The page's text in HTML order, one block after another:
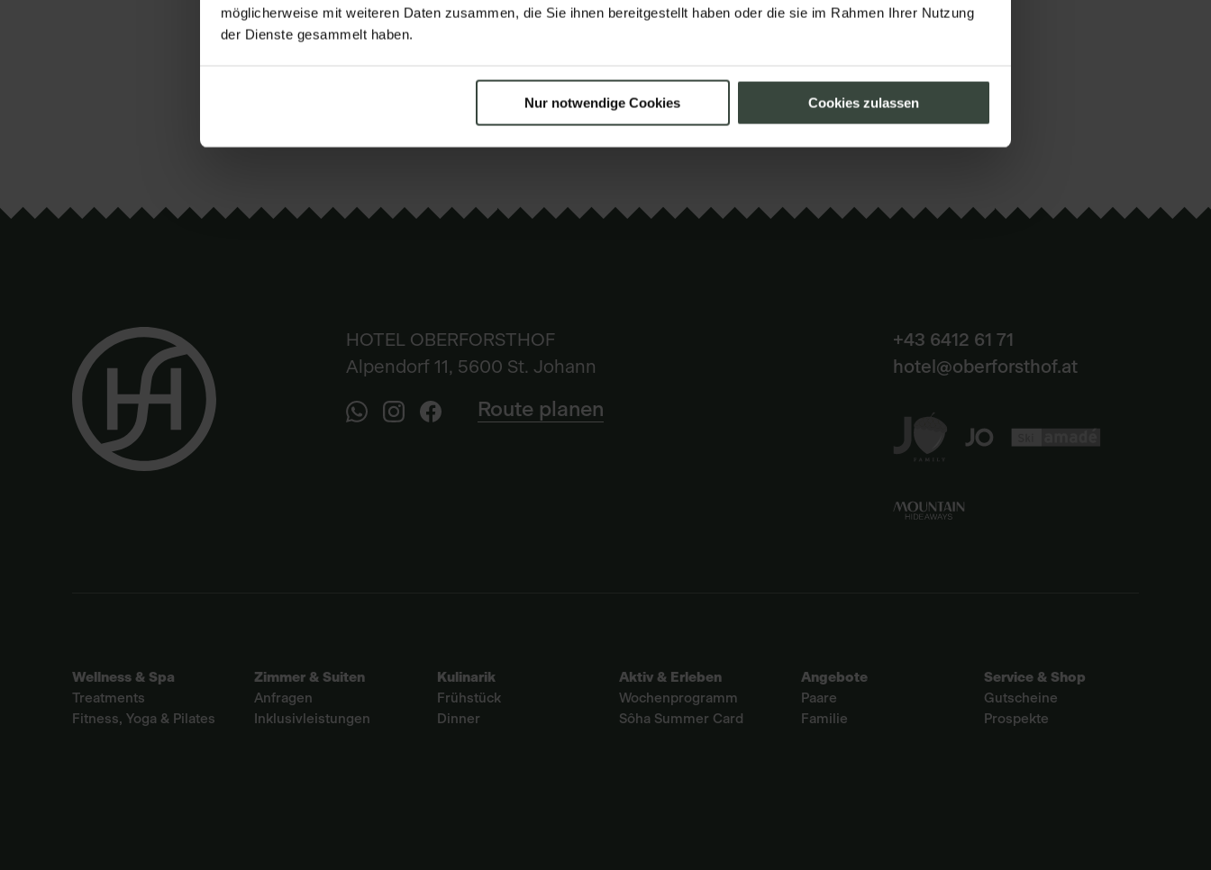
möglicherweise mit weiteren Daten zusammen, die Sie ihnen bereitgestellt haben oder die sie im Rahmen Ihrer Nutzung
der Dienste gesammelt haben.
Nur notwendige Cookies Cookies zulassen
HOTEL OBERFORSTHOF
Alpendorf 11, 5600 St. Johann
Route planen
+43 6412 61 71
hotel@oberforsthof.at
Wellness & Spa
Treatments
Fitness, Yoga & Pilates
Zimmer & Suiten
Anfragen
Inklusivleistungen
Kulinarik
Frühstück
Dinner
Aktiv & Erleben
Wochenprogramm
Sôha Summer Card
Angebote
Paare
Familie
Service & Shop
Gutscheine
Prospekte